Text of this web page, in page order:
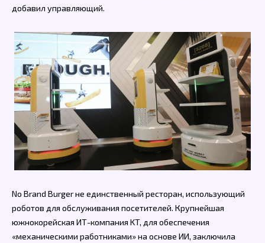
добавил управляющий.
No Brand Burger не единственный ресторан, использующий
роботов для обслуживания посетителей. Крупнейшая
южнокорейская ИТ-компания KT, для обеспечения
«механическими работниками» на основе ИИ, заключила